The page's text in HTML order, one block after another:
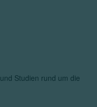
Studien rund um die